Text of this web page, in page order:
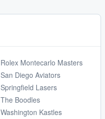
Rolex Montecarlo Masters
San Diego Aviators
Springfield Lasers
The Boodles
Washington Kastles